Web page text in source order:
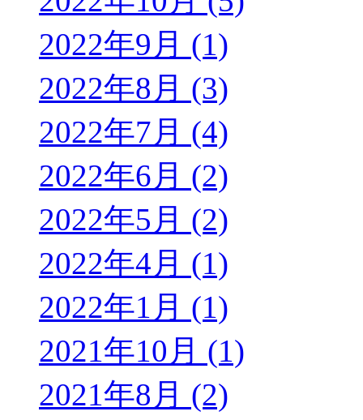
2022年9月 (1)
2022年8月 (3)
2022年7月 (4)
2022年6月 (2)
2022年5月 (2)
2022年4月 (1)
2022年1月 (1)
2021年10月 (1)
2021年8月 (2)